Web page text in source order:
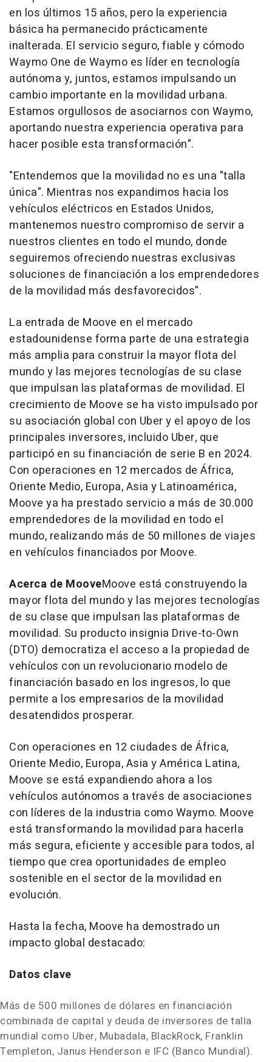
en los últimos 15 años, pero la experiencia
básica ha permanecido prácticamente
inalterada. El servicio seguro, fiable y cómodo
Waymo One de Waymo es líder en tecnología
autónoma y, juntos, estamos impulsando un
cambio importante en la movilidad urbana.
Estamos orgullosos de asociarnos con Waymo,
aportando nuestra experiencia operativa para
hacer posible esta transformación".
"Entendemos que la movilidad no es una "talla
única". Mientras nos expandimos hacia los
vehículos eléctricos en Estados Unidos,
mantenemos nuestro compromiso de servir a
nuestros clientes en todo el mundo, donde
seguiremos ofreciendo nuestras exclusivas
soluciones de financiación a los emprendedores
de la movilidad más desfavorecidos".
La entrada de Moove en el mercado
estadounidense forma parte de una estrategia
más amplia para construir la mayor flota del
mundo y las mejores tecnologías de su clase
que impulsan las plataformas de movilidad. El
crecimiento de Moove se ha visto impulsado por
su asociación global con Uber y el apoyo de los
principales inversores, incluido Uber, que
participó en su financiación de serie B en 2024.
Con operaciones en 12 mercados de África,
Oriente Medio, Europa,Asia y Latinoamérica,
Moove ya ha prestado servicio a más de 30.000
emprendedores de la movilidad en todo el
mundo, realizando más de 50 millones de viajes
en vehículos financiados por Moove.
Acerca de MooveMoove está construyendo la
mayor flota del mundo y las mejores tecnologías
de su clase que impulsan las plataformas de
movilidad. Su producto insignia Drive-to-Own
(DTO) democratiza el acceso a la propiedad de
vehículos con un revolucionario modelo de
financiación basado en los ingresos, lo que
permite a los empresarios de la movilidad
desatendidos prosperar.
Con operaciones en 12 ciudades de África,
Oriente Medio, Europa,Asia y América Latina,
Moove se está expandiendo ahora a los
vehículos autónomos a través de asociaciones
con líderes de la industria como Waymo. Moove
está transformando la movilidad para hacerla
más segura, eficiente y accesible para todos, al
tiempo que crea oportunidades de empleo
sostenible en el sector de la movilidad en
evolución.
Hasta la fecha, Moove ha demostrado un
impacto global destacado:
Datos clave
Más de 500 millones de dólares en financiación
combinada de capital y deuda de inversores de talla
mundial como Uber, Mubadala, BlackRock, Franklin
Templeton, Janus Henderson e IFC (Banco Mundial).